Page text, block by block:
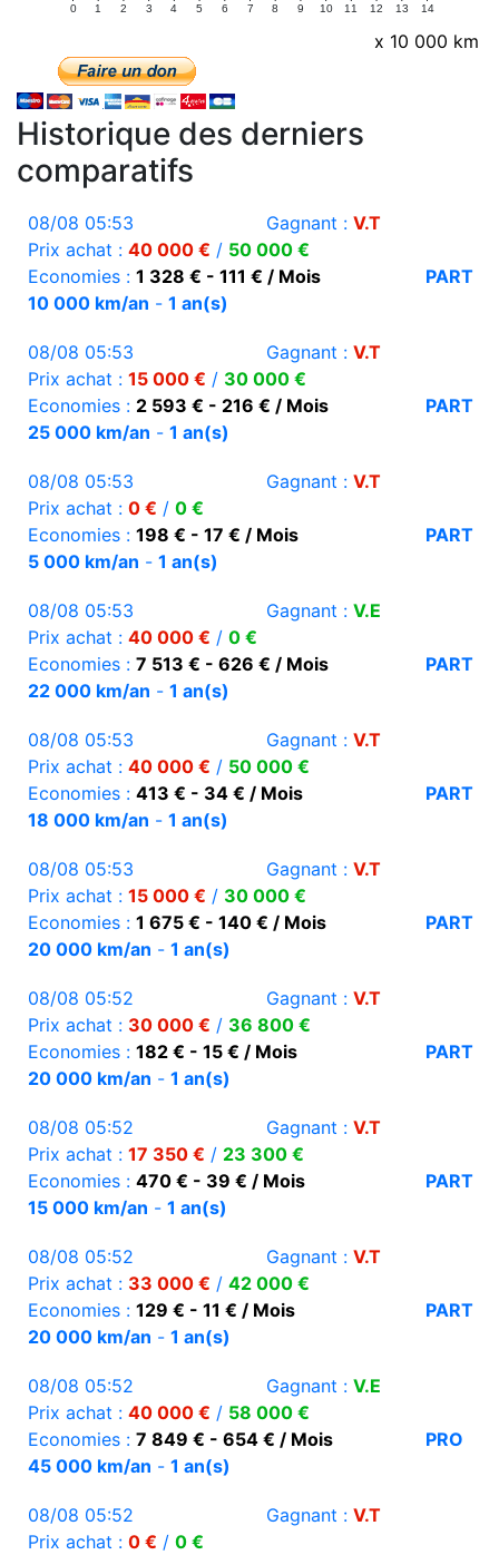
0 1 2 3 4 5 6 7 8 9 10 11 12 13 14
x 10 000 km
Historique des derniers
comparatifs
08/08 05:53 Gagnant : V.T
Prix achat : 40 000 € / 50 000 €
Economies : 1 328 € - 111 € / Mois
PART
10 000 km/an - 1 an(s)
08/08 05:53 Gagnant : V.T
Prix achat : 15 000 € / 30 000 €
Economies : 2 593 € - 216 € / Mois
PART
25 000 km/an - 1 an(s)
08/08 05:53 Gagnant : V.T
Prix achat : 0 € / 0 €
Economies : 198 € - 17 € / Mois
PART
5 000 km/an - 1 an(s)
08/08 05:53 Gagnant : V.E
Prix achat : 40 000 € / 0 €
Economies : 7 513 € - 626 € / Mois
PART
22 000 km/an - 1 an(s)
08/08 05:53 Gagnant : V.T
Prix achat : 40 000 € / 50 000 €
Economies : 413 € - 34 € / Mois
PART
18 000 km/an - 1 an(s)
08/08 05:53 Gagnant : V.T
Prix achat : 15 000 € / 30 000 €
Economies : 1 675 € - 140 € / Mois
PART
20 000 km/an - 1 an(s)
08/08 05:52 Gagnant : V.T
Prix achat : 30 000 € / 36 800 €
Economies : 182 € - 15 € / Mois
PART
20 000 km/an - 1 an(s)
08/08 05:52 Gagnant : V.T
Prix achat : 17 350 € / 23 300 €
Economies : 470 € - 39 € / Mois
PART
15 000 km/an - 1 an(s)
08/08 05:52 Gagnant : V.T
Prix achat : 33 000 € / 42 000 €
Economies : 129 € - 11 € / Mois
PART
20 000 km/an - 1 an(s)
08/08 05:52 Gagnant : V.E
Prix achat : 40 000 € / 58 000 €
Economies : 7 849 € - 654 € / Mois
PRO
45 000 km/an - 1 an(s)
08/08 05:52 Gagnant : V.T
Prix achat : 0 € / 0 €